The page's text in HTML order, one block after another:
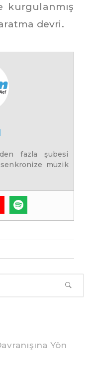
kurgulanmış
devri.
fazla şubesi
müzik
Yön